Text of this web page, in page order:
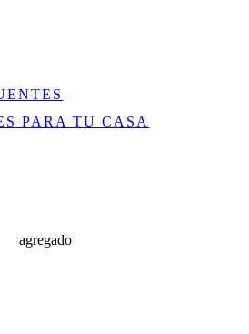
PARA TU CASA
agregado